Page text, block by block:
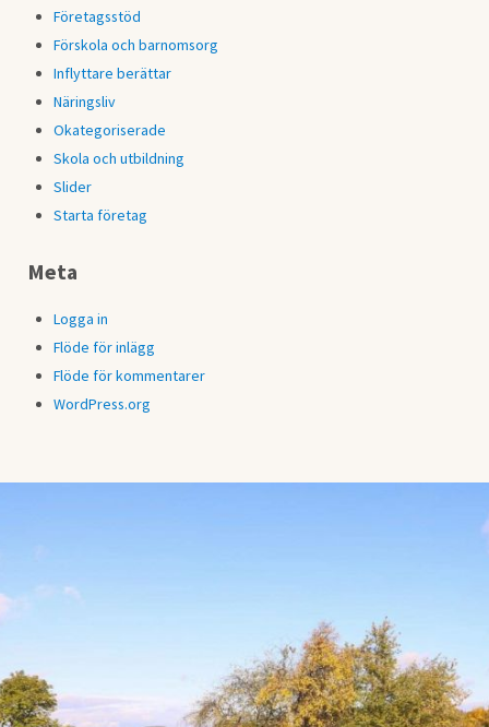
Företagsstöd
Förskola och barnomsorg
Inflyttare berättar
Näringsliv
Okategoriserade
Skola och utbildning
Slider
Starta företag
Meta
Logga in
Flöde för inlägg
Flöde för kommentarer
WordPress.org